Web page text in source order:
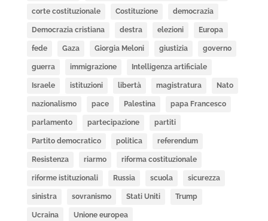
corte costituzionale Costituzione democrazia
Democrazia cristiana destra elezioni Europa
fede Gaza Giorgia Meloni giustizia governo
guerra immigrazione Intelligenza artificiale
Israele istituzioni libertà magistratura Nato
nazionalismo pace Palestina papa Francesco
parlamento partecipazione partiti
Partito democratico politica referendum
Resistenza riarmo riforma costituzionale
riforme istituzionali Russia scuola sicurezza
sinistra sovranismo Stati Uniti Trump
Ucraina Unione europea